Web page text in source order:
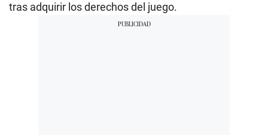
tras adquirir los derechos del juego.